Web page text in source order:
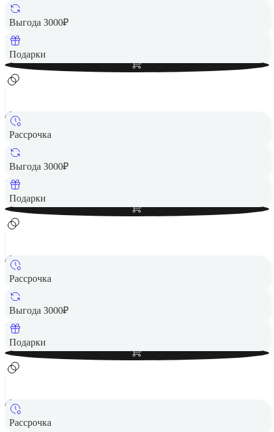
Выгода 3000₽
Подарки
14 790 ₽
Вернем до
Рассрочка
Выгода 3000₽
Подарки
Наушники Samsung Galaxy Buds4 (R540) Black, чёрный
14 790 ₽
Вернем до
Рассрочка
Выгода 3000₽
Подарки
Наушники Samsung Galaxy Buds4 (R540) White, белый
14 790 ₽
Вернем до
Рассрочка
Наушники Samsung Galaxy Buds4 (R540) White, белый